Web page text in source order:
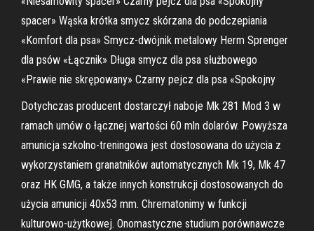
spacer» Wąska krótka smycz skórzana do podczepiania
«Komfort dla psa» Smycz-dwójnik metalowy Herm Sprenger
dla psów «Łącznik» Długa smycz dla psa służbowego
«Prawie nie skrępowany» Czarny pejcz dla psa «Spokojny
Dotychczas producent dostarczył naboje Mk 281 Mod 3 w
ramach umów o łącznej wartości 60 mln dolarów. Powyższa
amunicja szkolno-treningowa jest dostosowana do użycia z
wykorzystaniem granatników automatycznych Mk 19, Mk 47
oraz HK GMG, a także innych konstrukcji dostosowanych do
użycia amunicji 40x53 mm. Chrematonimy w funkcji
kulturowo-użytkowej. Onomastyczne studium porównawcze